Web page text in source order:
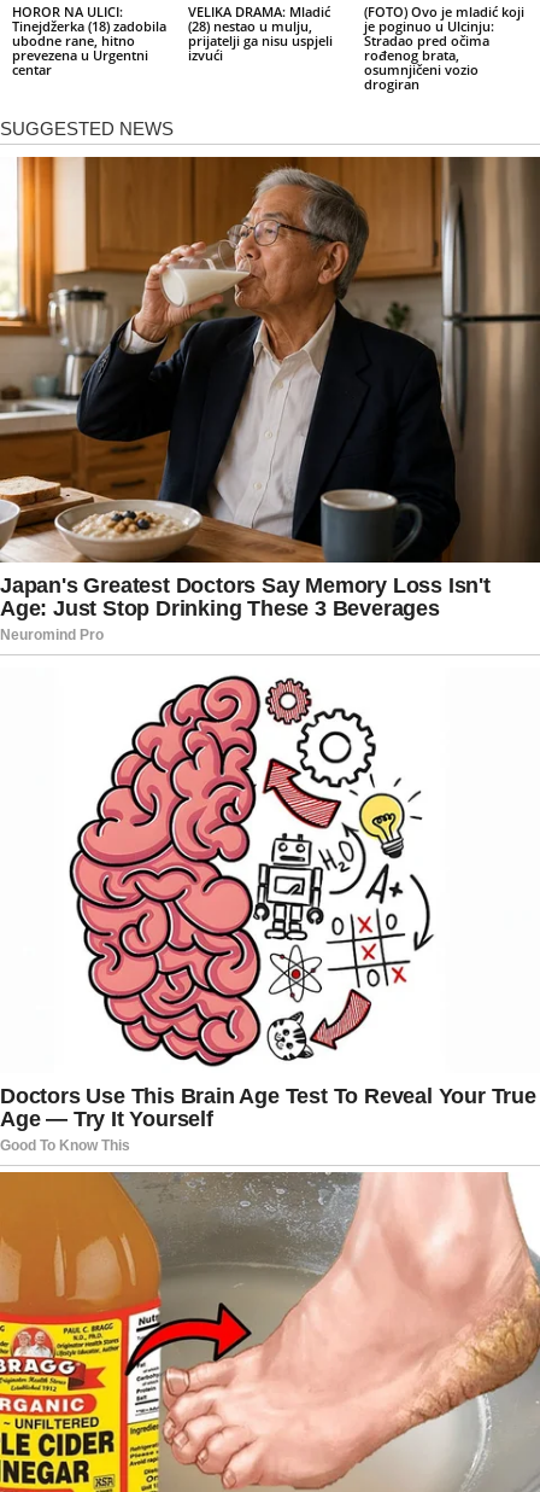
HOROR NA ULICI:
Tinejdžerka (18) zadobila
ubodne rane, hitno
prevezena u Urgentni
centar
VELIKA DRAMA: Mladić
(28) nestao u mulju,
prijatelji ga nisu uspjeli
izvući
(FOTO) Ovo je mladić koji
je poginuo u Ulcinju:
Stradao pred očima
rođenog brata,
osumnjičeni vozio
drogiran